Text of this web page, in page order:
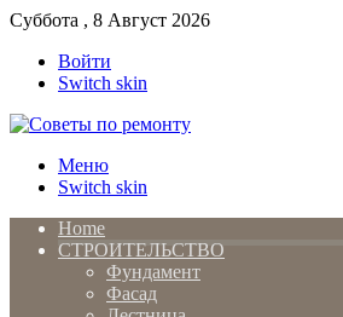
Суббота , 8 Август 2026
Войти
Switch skin
Меню
Switch skin
Home
СТРОИТЕЛЬСТВО
Фундамент
Фасад